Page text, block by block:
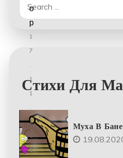
for:
Стихи Для
Муха В Бане
о
р
1
7
.
1
1
.
2
0
2